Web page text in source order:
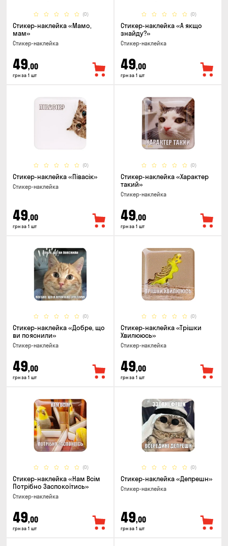
(0)
Стикер-наклейка «Мамо,
мам»
Стикер-наклейка
49,00
грн за 1 шт
(0)
Стикер-наклейка «А якщо
знайду?»
Стикер-наклейка
49,00
грн за 1 шт
(0)
Стикер-наклейка «Півасік»
Стикер-наклейка
49,00
грн за 1 шт
(0)
Стикер-наклейка «Характер
такий»
Стикер-наклейка
49,00
грн за 1 шт
(0)
Стикер-наклейка «Добре, що
ви пояснили»
Стикер-наклейка
49,00
грн за 1 шт
(0)
Стикер-наклейка «Трішки
Хвилююсь»
Стикер-наклейка
49,00
грн за 1 шт
(0)
Стикер-наклейка «Нам Всім
Потрібно Заспокоїтись»
Стикер-наклейка
49,00
грн за 1 шт
(0)
Стикер-наклейка «Депрешн»
Стикер-наклейка
49,00
грн за 1 шт